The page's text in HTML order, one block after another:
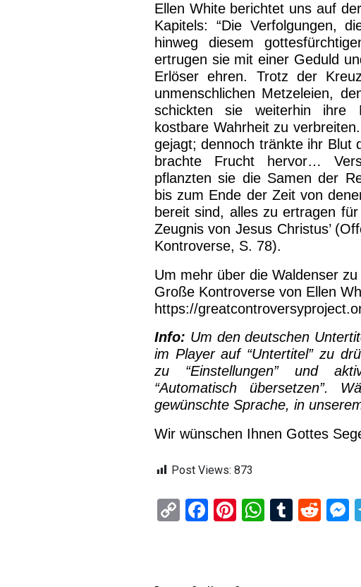
Ellen White berichtet uns auf
Kapitels: “Die Verfolgungen,
hinweg diesem
ertrugen sie mit einer Geduld
Erlöser ehren. Trotz der
unmenschlichen Metzeleien,
schickten sie weiterhin ihre
kostbare Wahrheit zu
gejagt; dennoch tränkte ihr Blut
brachte Frucht hervor…
pflanzten sie die Samen der
bis zum Ende der Zeit von
bereit sind, alles zu ertragen
Zeugnis von Jesus Christus’
Kontroverse, S. 78).
Um mehr über die Waldenser
Große Kontroverse von Ellen
https://
Info: Um den deutschen
im Player auf “Untertitel” zu
zu “Einstellungen” und
“Automatisch übersetzen”.
gewünschte Sprache, in
Wir wünschen Ihnen Gottes
Post Views: 873
C F Pi W T R